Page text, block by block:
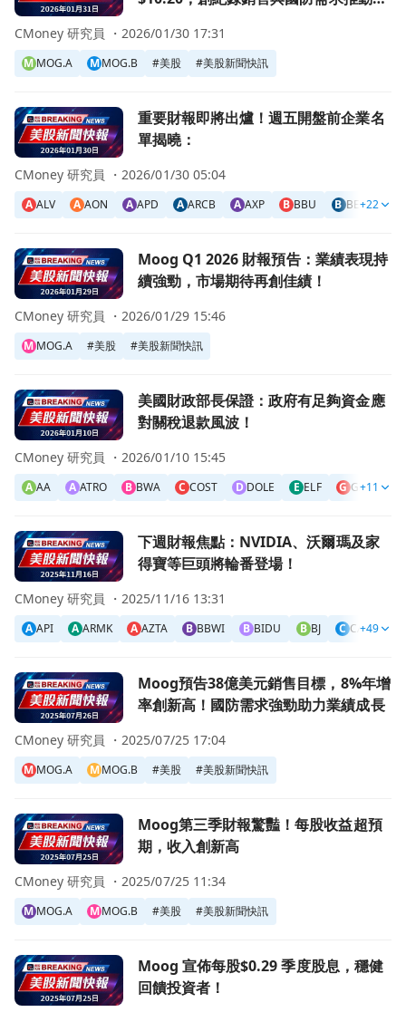
M MOG.A MMOG.B #美股 #美股新聞快訊
CMoney 研究員 ・2026/01/30 17:31
前往重要財報即將出爐！週五開盤前企業名單揭曉：頁面
重要財報即將出爐！週五開盤前企業名
單揭曉：
A ALV A AON A APD A ARCB A AXP B BBU B BEN B
+22
CMoney 研究員 ・2026/01/30 05:04
前往Moog Q1 2026 財報預告：業績表現持續強勁，市場期
Moog Q1 2026 財報預告：業績表現持
續強勁，市場期待再創佳績！
M MOG.A #美股 #美股新聞快訊
CMoney 研究員 ・2026/01/29 15:46
前往美國財政部長保證：政府有足夠資金應對關稅退款風波
美國財政部長保證：政府有足夠資金應
對關稅退款風波！
A AA A ATRO B BWA C COST D DOLE E ELF G GII G
+11
CMoney 研究員 ・2026/01/10 15:45
前往下週財報焦點：NVIDIA、沃爾瑪及家得寶等巨頭將輪番
下週財報焦點：NVIDIA、沃爾瑪及家
得寶等巨頭將輪番登場！
A API A ARMK A AZTA B BBWI B BIDU B BJ C CAN
+49
CMoney 研究員 ・2025/11/16 13:31
前往Moog預告38億美元銷售目標，8%年增率創新高！國防
Moog預告38億美元銷售目標，8%年增
率創新高！國防需求強勁助力業績成長
M MOG.A MMOG.B #美股 #美股新聞快訊
CMoney 研究員 ・2025/07/25 17:04
前往Moog第三季財報驚豔！每股收益超預期，收入創新高頁
Moog第三季財報驚豔！每股收益超預
期，收入創新高
M MOG.A MMOG.B #美股 #美股新聞快訊
CMoney 研究員 ・2025/07/25 11:34
前往Moog 宣佈每股$0.29 季度股息，穩健回饋投資者！頁面
Moog 宣佈每股$0.29 季度股息，穩健
回饋投資者！